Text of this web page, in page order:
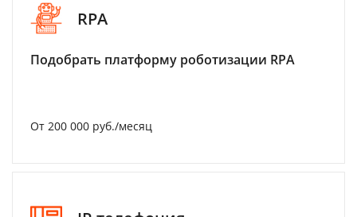
RPA
Подобрать платформу роботизации RPA
От 200 000 руб./месяц